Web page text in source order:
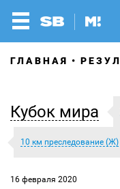
ГЛАВНАЯ
Кубок мира
10 км преследование (Ж)
16 февраля 2020